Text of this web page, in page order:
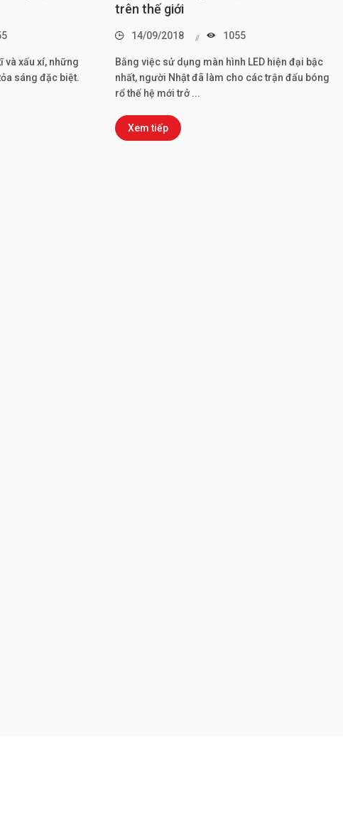
và xấu xí, những
sáng đặc biệt.
trên thế giới
14/09/2018 1055
Bằng việc sử dụng màn hình LED hiện đại bậc
nhất, người Nhật đã làm cho các trận đấu bóng
rổ thế hệ mới trở ...
Xem tiếp